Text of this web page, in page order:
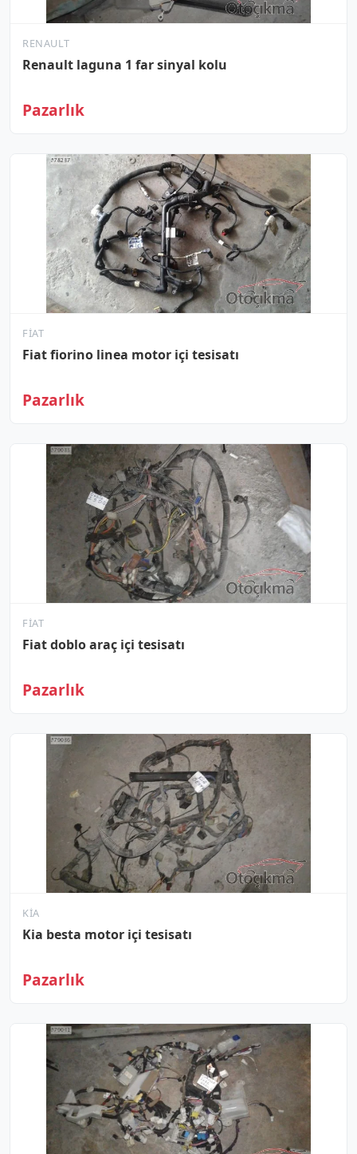
RENAULT
Renault laguna 1 far sinyal kolu
Pazarlık
FIAT
Fiat fiorino linea motor içi tesisatı
Pazarlık
FIAT
Fiat doblo araç içi tesisatı
Pazarlık
KIA
Kia besta motor içi tesisatı
Pazarlık